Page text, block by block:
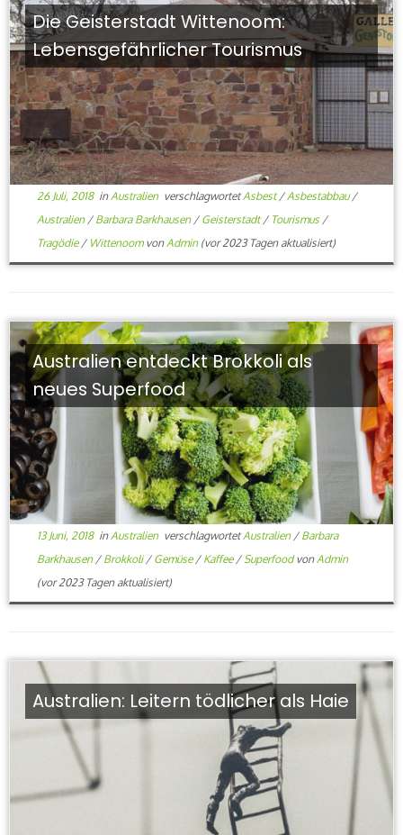
Die Geisterstadt Wittenoom:
Lebensgefährlicher Tourismus
26 Juli, 2018in Australien verschlagwortetAsbest/ Asbestabbau/
Australien / Barbara Barkhausen / Geisterstadt/ Tourismus /
Tragödie / Wittenoom von Admin(vor 2023 Tagen aktualisiert)
Australien entdeckt Brokkoli als
neues Superfood
13 Juni, 2018in Australien verschlagwortetAustralien / Barbara
Barkhausen / Brokkoli / Gemüse / Kaffee / Superfoodvon Admin
(vor 2023 Tagen aktualisiert)
Australien: Leitern tödlicher als Haie